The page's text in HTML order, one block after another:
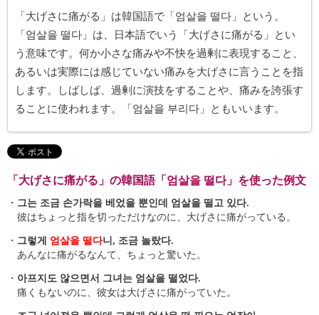
「大げさに痛がる」は韓国語で「엄살을 떨다」という。
「엄살을 떨다」は、日本語でいう「大げさに痛がる」とい
う意味です。何か小さな痛みや不快を過剰に表現すること、
あるいは実際には感じていない痛みを大げさに言うことを指
します。しばしば、過剰に演技をすることや、痛みを誇張す
ることに使われます。「엄살을 부리다」ともいいます。
「大げさに痛がる」の韓国語「엄살을 떨다」を使った例文
・ 그는 조금 손가락을 베었을 뿐인데 엄살을 떨고 있다.
彼はちょっと指を切っただけなのに、大げさに痛がっている。
・ 그렇게 엄살을 떨다니, 조금 놀랐다.
あんなに痛がるなんて、ちょっと驚いた。
・ 아프지도 않으면서 그녀는 엄살을 떨었다.
痛くもないのに、彼女は大げさに痛がっていた。